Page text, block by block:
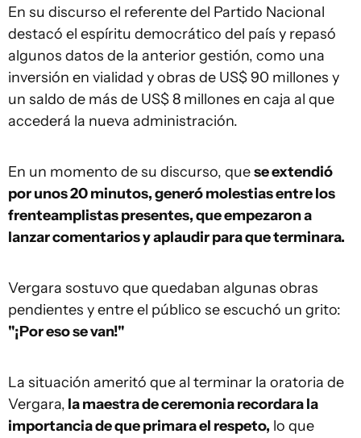
En su discurso el referente del Partido Nacional
destacó el espíritu democrático del país y repasó
algunos datos de la anterior gestión, como una
inversión en vialidad y obras de US$ 90 millones y
un saldo de más de US$ 8 millones en caja al que
accederá la nueva administración.
En un momento de su discurso, quese extendió
por unos 20 minutos, generó molestias entre los
frenteamplistas presentes, que empezaron a
lanzar comentarios y aplaudir para que terminara.
Vergara sostuvo que quedaban algunas obras
pendientes y entre el público se escuchó un grito:
"¡Por eso se van!"
La situación ameritó que al terminar la oratoria de
Vergara, la maestra de ceremonia recordara la
importancia de que primara el respeto, lo que